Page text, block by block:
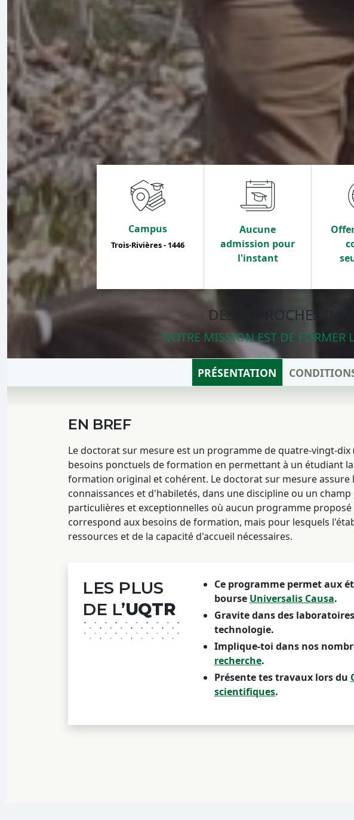
Campus
Trois-Rivières - 1446
Aucune
admission pour
l'instant
DES APPROCHES
NOTRE MISSION EST DE FORMER
PRÉSENTATION
EN BREF
Le doctorat sur mesure est un programme de quatre-vingt-dix
besoins ponctuels de formation en permettant à un étudiant
formation original et cohérent. Le doctorat sur mesure assure
connaissances et d'habiletés, dans une discipline ou un
particulières et exceptionnelles où aucun programme
correspond aux besoins de formation, mais pour lesquels
ressources et de la capacité d'accueil nécessaires.
LES PLUS
DE L’UQTR
Ce programme permet aux
bourse Universalis Causa.
Gravite dans des
technologie.
Implique-toi dans nos
recherche.
Présente tes travaux lors du
scientifiques.